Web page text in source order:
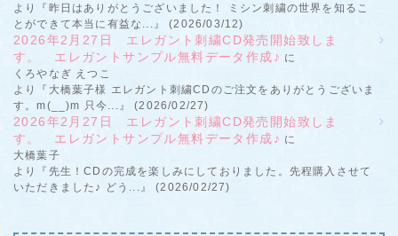
より『昨日はありがとうございました！ ミシン刺繍の世界を知るこ
とができて本当に有益な...』 (2026/03/12)
2026年2月27日 エレガント刺繍CD発売開始致しま
す。 エレガントサンプル無料データ作成♪ に
くろやなぎ えつこ
より『大橋葉子様 エレガント刺繍CDのご注文をありがとうございま
す。m(__)m 只今...』 (2026/02/27)
2026年2月27日 エレガント刺繍CD発売開始致しま
す。 エレガントサンプル無料データ作成♪ に
大橋葉子
より『先生！CDの完成を楽しみにしておりました。先程購入させて
いただきました♪ どう...』 (2026/02/27)